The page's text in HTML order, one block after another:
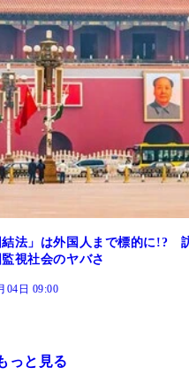
結法」は外国人まで標的に!?
視社会のヤバさ
04日 09:00
っと見る